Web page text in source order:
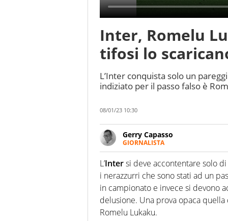
Inter, Romelu
tifosi lo
L’Inter conquista solo un
indiziato per il passo falso è
08/01/23 10:30
Gerry Capasso
GIORNALISTA
Per lui gli sport americani
innata di trovare la notizia
L’Intersi deve accontentare solo
i nerazzurri che sono stati ad un
in campionato e invece si devono
delusione. Una prova opaca
Romelu Lukaku.